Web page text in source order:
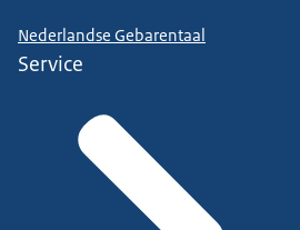
Nederlandse Gebarentaal
Service